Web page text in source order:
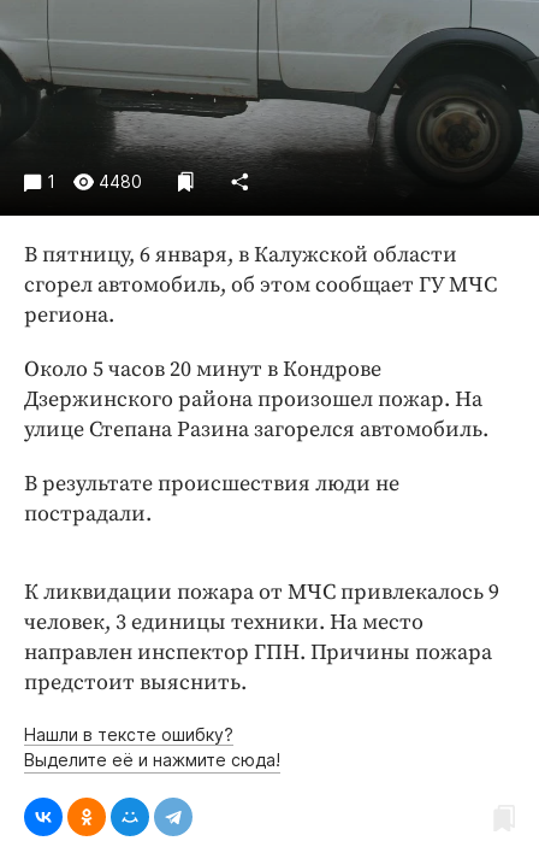
Экономика и бизнес
ПРОЕКТЫ
Блоги
Издания
Медиаперсона
Интересное чтиво
Клиника года
Бренд года
Работодатель года
1 4480
В пятницу, 6 января, в Калужской области
сгорел автомобиль, об этом сообщает ГУ МЧС
региона.
Около 5 часов 20 минут в Кондрове
Дзержинского района произошел пожар. На
улице Степана Разина загорелся автомобиль.
В результате происшествия люди не
пострадали.
К ликвидации пожара от МЧС привлекалось 9
человек, 3 единицы техники. На место
направлен инспектор ГПН. Причины пожара
предстоит выяснить.
Нашли в тексте ошибку?
Выделите её и нажмите сюда!